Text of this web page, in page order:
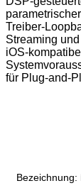
Treiber-
Streaming
iOS-
für Plug-and-